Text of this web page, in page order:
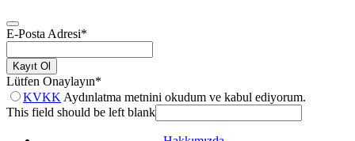
E-Posta Adresi*
Kayıt Ol
Lütfen Onaylayın*
KVKK Aydınlatma metnini okudum ve kabul ediyorum.
This field should be left blank